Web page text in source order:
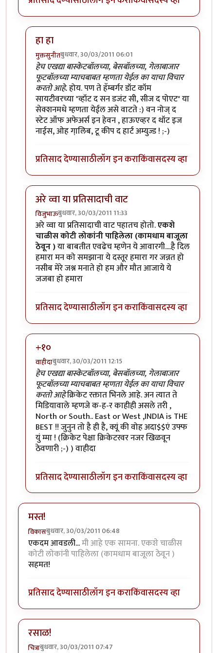
हा हा
मुक्तसुनीतबुधवार, 30/03/2011 06:01
In reply toमी आहेbyसन्जोप राव
हेच एखद्या बास्केटबॉलच्या, बेसबॉलच्या, गेलाबाजार
फूटबॉलच्या म्याचबाबत म्हणता येईल का याचा विचार
करतो आहे.होय. पण ते हॅम्बर्गर डॉट कॉम
सायटीवरच्या "व्हॉट द सन डजंट सी, सीज द पोएट" या
सेक्शनमधे म्हणता येईल असे वाटते :) वन नोज् द
स्टेट ऑफ अफेअर्स इन हेवन , हाऊएव्हर द थॉट इज
नाईस, ओह गा़लिब, टू कीप द हार्ट अम्युज्ड ! ;-)
प्रतिसाद देण्यासाठीलॉग इन कराकिंवासदस्य व्हा
अरे व्वा या प्रतिसादाची वाट
विजुभाऊबुधवार, 30/03/2011 11:33
In reply toमी आहेbyसन्जोप राव
अरे व्वा या प्रतिसादाची वाट पहातच होतो.एकशे
चाळीस कोटी लोकांनी पाहिलेला (कामधाम बाजूला
ठेवून )या बाबतीत एवढेच म्हणेन ये आवारगी....है दिल
हमारा मन को समझाना ये दस्तूर हमारा गर जन्नत हो
नसीब मेरे जश्न मनाते हो हम और मौत आजाये ये
जजबा हो हमारा
प्रतिसाद देण्यासाठीलॉग इन कराकिंवासदस्य व्हा
+१०
वाहीदाबुधवार, 30/03/2011 12:15
In reply toमी आहेbyसन्जोप राव
हेच एखद्या बास्केटबॉलच्या, बेसबॉलच्या, गेलाबाजार
फूटबॉलच्या म्याचबाबत म्हणता येईल का याचा विचार
करतो आहेक्रिकेट रक्तात भिनले आहे. अन त्यात ते
मिडियावाले म्हणजे क-ह-र काहीही असले तरी ,
North or South.. East or West ,INDIA is THE
BEST !! जुनुन तो है ही है, क्यूं की वोह अदा$$एं उफ्फ
युं म्मा ! (क्रिकेट पेक्षा क्रिकेटरवर नजर खिळवून
ठेवणारी ;-) ) वाहीदा
प्रतिसाद देण्यासाठीलॉग इन कराकिंवासदस्य व्हा
मस्त!
विकासबुधवार, 30/03/2011 06:48
एकदम आवडली...मी आहे एक सामना. एकशे चाळीस
कोटी लोकांनी पाहिलेला (कामधाम बाजूला ठेवून )
सहमत!
प्रतिसाद देण्यासाठीलॉग इन कराकिंवासदस्य व्हा
रसाळ!
चित्राबुधवार, 30/03/2011 07:47